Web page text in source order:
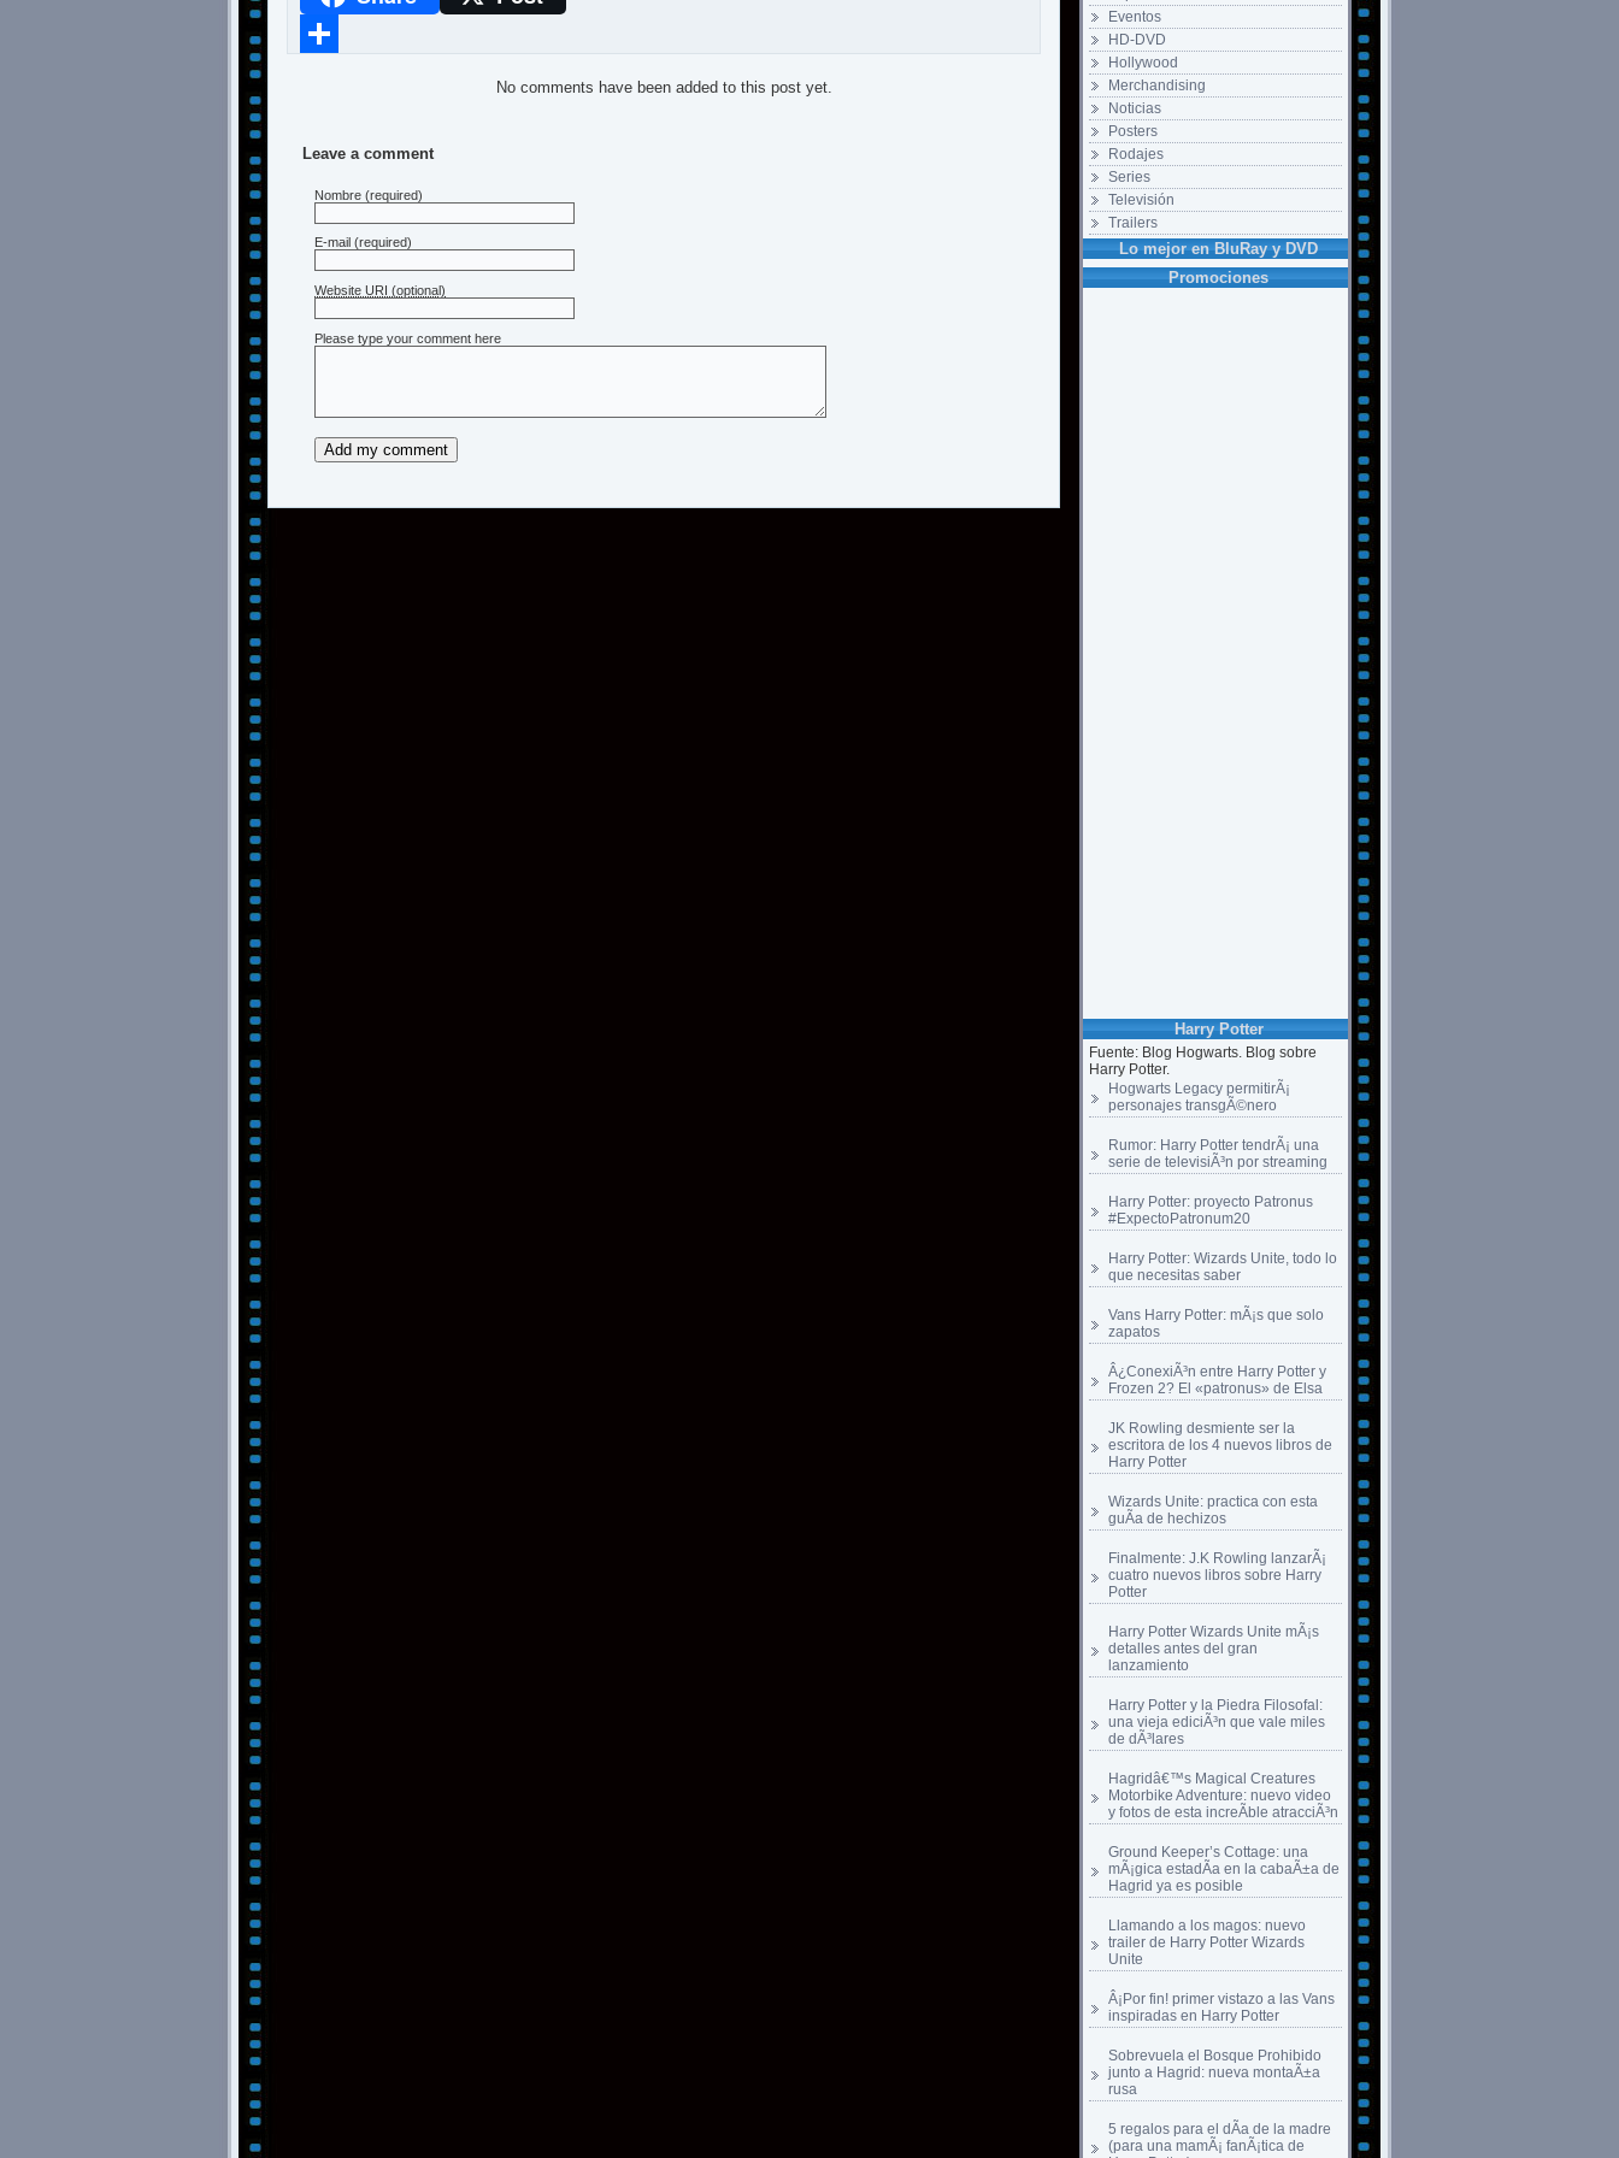
Eventos
HD-DVD
Hollywood
Merchandising
Noticias
Posters
Rodajes
Series
Televisión
Trailers
Lo mejor en BluRay y DVD
Promociones
Harry Potter
Fuente: Blog Hogwarts. Blog sobre
Harry Potter.
Hogwarts Legacy permitirÃ¡
personajes transgÃ©nero
Rumor: Harry Potter tendrÃ¡ una
serie de televisiÃ³n por streaming
Harry Potter: proyecto Patronus
#ExpectoPatronum20
Harry Potter: Wizards Unite, todo lo
que necesitas saber
Vans Harry Potter: mÃ¡s que solo
zapatos
Â¿ConexiÃ³n entre Harry Potter y
Frozen 2? El «patronus» de Elsa
JK Rowling desmiente ser la
escritora de los 4 nuevos libros de
Harry Potter
Wizards Unite: practica con esta
guÃ­a de hechizos
Finalmente: J.K Rowling lanzarÃ¡
cuatro nuevos libros sobre Harry
Potter
Harry Potter Wizards Unite mÃ¡s
detalles antes del gran
lanzamiento
Harry Potter y la Piedra Filosofal:
una vieja ediciÃ³n que vale miles
de dÃ³lares
Hagridâ€™s Magical Creatures
Motorbike Adventure: nuevo video
y fotos de esta increÃ­ble atracciÃ³n
Ground Keeper’s Cottage: una
mÃ¡gica estadÃ­a en la cabaÃ±a de
Hagrid ya es posible
Llamando a los magos: nuevo
trailer de Harry Potter Wizards
Unite
Â¡Por fin! primer vistazo a las Vans
inspiradas en Harry Potter
Sobrevuela el Bosque Prohibido
junto a Hagrid: nueva montaÃ±a
rusa
5 regalos para el dÃ­a de la madre
(para una mamÃ¡ fanÃ¡tica de
No comments have been added to this post yet.
Leave a comment
Nombre (required)
E-mail (required)
Website URI (optional)
Please type your comment here